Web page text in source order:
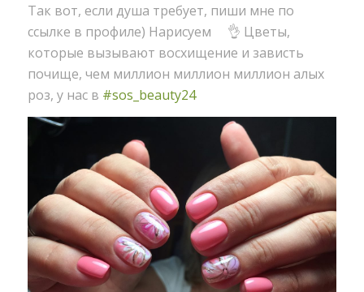
Так вот, если душа требует, пиши мне по
ссылке в профиле) Нарисуем
👌 Цветы,
которые вызывают восхищение и зависть
почище, чем миллион миллион миллион алых
роз, у нас в #sos_beauty24